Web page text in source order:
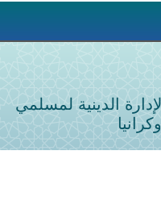
الإدارة الدينية لمسلمي